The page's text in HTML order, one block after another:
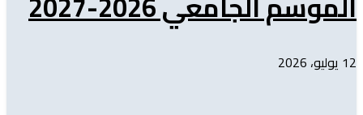
12 يوليو، 2026